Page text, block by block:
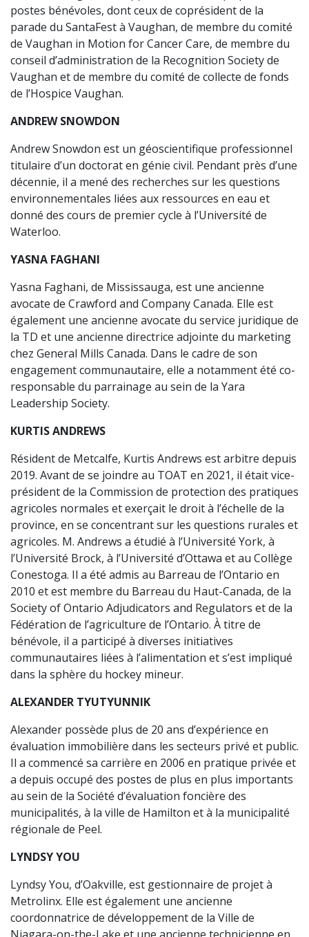
postes bénévoles, dont ceux de coprésident de la
parade du SantaFest à Vaughan, de membre du comité
de Vaughan in Motion for Cancer Care, de membre du
conseil d’administration de la Recognition Society de
Vaughan et de membre du comité de collecte de fonds
de l’Hospice Vaughan.
ANDREW SNOWDON
Andrew Snowdon est un géoscientifique professionnel
titulaire d’un doctorat en génie civil. Pendant près d’une
décennie, il a mené des recherches sur les questions
environnementales liées aux ressources en eau et
donné des cours de premier cycle à l’Université de
Waterloo.
YASNA FAGHANI
Yasna Faghani, de Mississauga, est une ancienne
avocate de Crawford and Company Canada. Elle est
également une ancienne avocate du service juridique de
la TD et une ancienne directrice adjointe du marketing
chez General Mills Canada. Dans le cadre de son
engagement communautaire, elle a notamment été co-
responsable du parrainage au sein de la Yara
Leadership Society.
KURTIS ANDREWS
Résident de Metcalfe, Kurtis Andrews est arbitre depuis
2019. Avant de se joindre au TOAT en 2021, il était vice-
président de la Commission de protection des pratiques
agricoles normales et exerçait le droit à l’échelle de la
province, en se concentrant sur les questions rurales et
agricoles. M. Andrews a étudié à l’Université York, à
l’Université Brock, à l’Université d’Ottawa et au Collège
Conestoga. Il a été admis au Barreau de l’Ontario en
2010 et est membre du Barreau du Haut-Canada, de la
Society of Ontario Adjudicators and Regulators et de la
Fédération de l’agriculture de l’Ontario. À titre de
bénévole, il a participé à diverses initiatives
communautaires liées à l’alimentation et s’est impliqué
dans la sphère du hockey mineur.
ALEXANDER TYUTYUNNIK
Alexander possède plus de 20 ans d’expérience en
évaluation immobilière dans les secteurs privé et public.
Il a commencé sa carrière en 2006 en pratique privée et
a depuis occupé des postes de plus en plus importants
au sein de la Société d’évaluation foncière des
municipalités, à la ville de Hamilton et à la municipalité
régionale de Peel.
LYNDSY YOU
Lyndsy You, d’Oakville, est gestionnaire de projet à
Metrolinx. Elle est également une ancienne
coordonnatrice de développement de la Ville de